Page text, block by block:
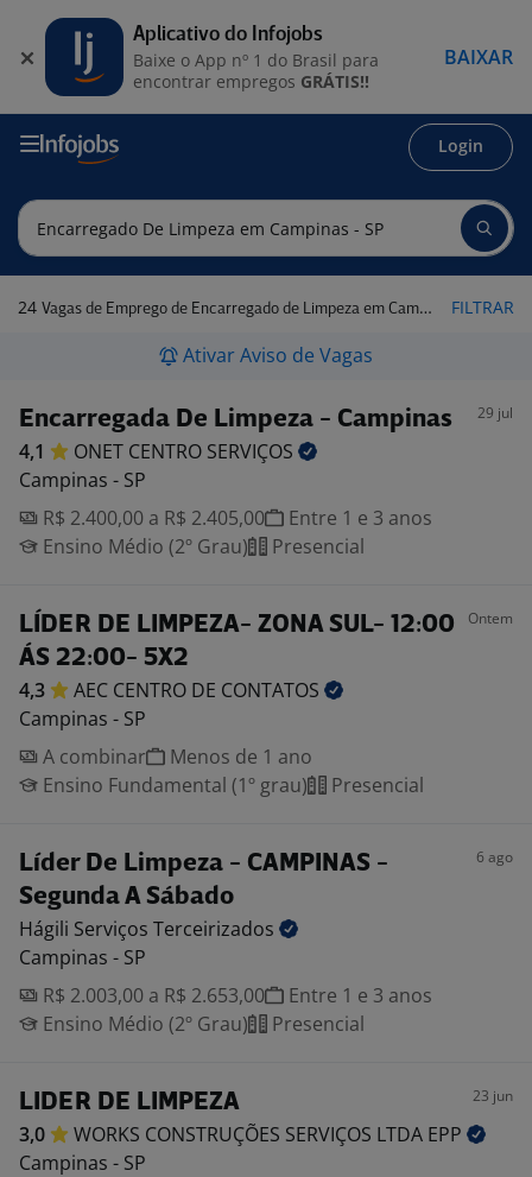
Login
24 Vagas de Emprego de Encarregado de Limpeza em Campinas - SP FILTRAR
Ativar Aviso de Vagas
Encarregada De Limpeza - Campinas 29 jul
4,1 ONET CENTRO SERVIÇOS
Campinas - SP
R$ 2.400,00 a R$ 2.405,00
Entre 1 e 3 anos
Ensino Médio (2º Grau)
Presencial
LÍDER DE LIMPEZA- ZONA SUL- 12:00
ÁS 22:00- 5X2
Ontem
4,3 AEC CENTRO DE CONTATOS
Campinas - SP
A combinar
Menos de 1 ano
Ensino Fundamental (1º grau)
Presencial
Líder De Limpeza - CAMPINAS -
Segunda A Sábado
6 ago
Hágili Serviços Terceirizados
Campinas - SP
R$ 2.003,00 a R$ 2.653,00
Entre 1 e 3 anos
Ensino Médio (2º Grau)
Presencial
LIDER DE LIMPEZA 23 jun
3,0 WORKS CONSTRUÇÕES SERVIÇOS LTDA EPP
Campinas - SP
Aplicativo do Infojobs
Baixe o App nº 1 do Brasil para
encontrar empregos GRÁTIS!!
BAIXAR